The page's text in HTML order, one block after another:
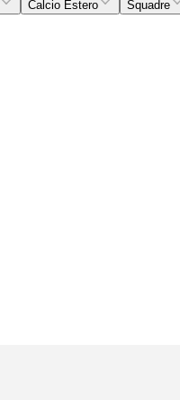
Calcio Estero Squadre